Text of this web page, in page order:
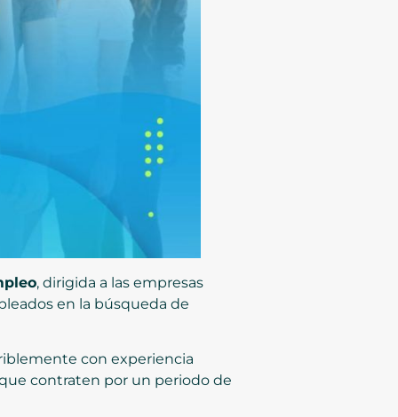
, dirigida a las empresas
en la búsqueda de
con experiencia
contraten por un periodo de